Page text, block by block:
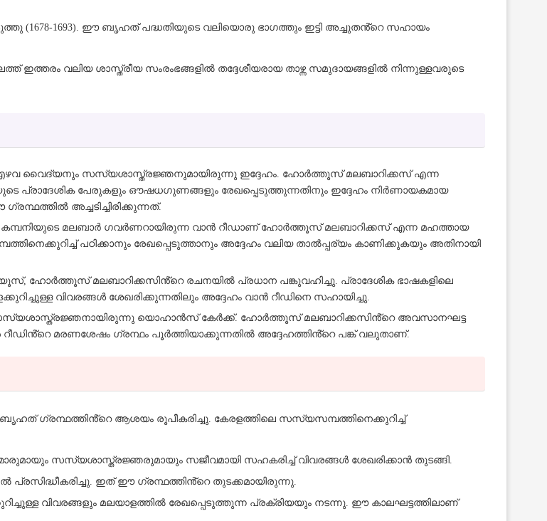
(1678-1693). ഈ ബൃഹത് പദ്ധതിയുടെ വലിയൊരു ഭാഗത്തും ഇട്ടി അച്ചുതൻ്റെ സഹായം
വലിയ ശാസ്ത്രീയ സംരംഭങ്ങളിൽ തദ്ദേശീയരായ താഴ്ന്ന സമുദായങ്ങളിൽ നിന്നുള്ളവരുടെ
എഴവ വൈദ്യനും സസ്യശാസ്ത്രജ്ഞനുമായിരുന്നു ഇദ്ദേഹം. ഹോർത്തൂസ് മലബാറിക്കസ് എന്ന
പ്രാദേശിക പേരുകളും ഔഷധഗുണങ്ങളും രേഖപ്പെടുത്തുന്നതിനും ഇദ്ദേഹം നിർണായകമായ
അച്ചടിച്ചിരിക്കുന്നത്.
മലബാർ ഗവർണറായിരുന്ന വാൻ റീഡാണ് ഹോർത്തൂസ് മലബാറിക്കസ് എന്ന മഹത്തായ
പഠിക്കാനും രേഖപ്പെടുത്താനും അദ്ദേഹം വലിയ താൽപ്പര്യം കാണിക്കുകയും അതിനായി
ഹോർത്തൂസ് മലബാറിക്കസിൻ്റെ രചനയിൽ പ്രധാന പങ്കുവഹിച്ചു. പ്രാദേശിക ഭാഷകളിലെ
വിവരങ്ങൾ ശേഖരിക്കുന്നതിലും അദ്ദേഹം വാൻ റീഡിനെ സഹായിച്ചു.
യൊഹാൻസ് കേർക്ക്. ഹോർത്തൂസ് മലബാറിക്കസിൻ്റെ അവസാനഘട്ട
റീഡിൻ്റെ മരണശേഷം ഗ്രന്ഥം പൂർത്തിയാക്കുന്നതിൽ അദ്ദേഹത്തിൻ്റെ പങ്ക് വലുതാണ്.
ഗ്രന്ഥത്തിൻ്റെ ആശയം രൂപീകരിച്ചു. കേരളത്തിലെ സസ്യസമ്പത്തിനെക്കുറിച്ച്
സസ്യശാസ്ത്രജ്ഞരുമായും സജീവമായി സഹകരിച്ച് വിവരങ്ങൾ ശേഖരിക്കാൻ തുടങ്ങി.
ഇത് ഈ ഗ്രന്ഥത്തിൻ്റെ തുടക്കമായിരുന്നു.
വിവരങ്ങളും മലയാളത്തിൽ രേഖപ്പെടുത്തുന്ന പ്രക്രിയയും നടന്നു. ഈ കാലഘട്ടത്തിലാണ്